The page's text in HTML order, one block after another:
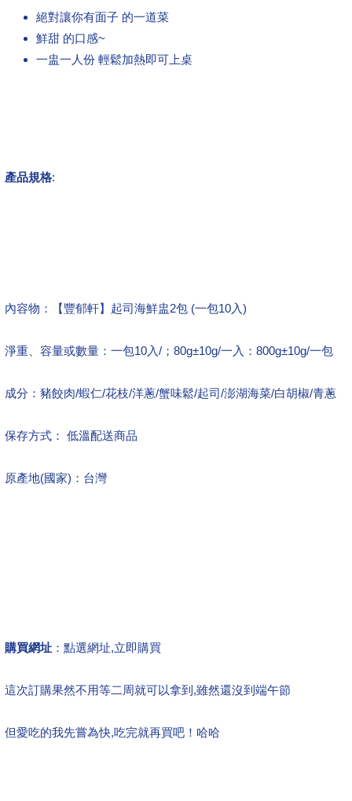
絕對讓你有面子 的一道菜
鮮甜 的口感~
一盅一人份 輕鬆加熱即可上桌
產品規格:
內容物：【豐郁軒】起司海鮮盅2包 (一包10入)
淨重、容量或數量：一包10入/；80g±10g/一入：800g±10g/一包
成分：豬餃肉/蝦仁/花枝/洋蔥/蟹味鬆/起司/澎湖海菜/白胡椒/青蔥
保存方式： 低溫配送商品
原產地(國家)：台灣
購買網址 ： 點選網址,立即購買
這次訂購果然不用等二周就可以拿到,雖然還沒到端午節
但愛吃的我先嘗為快,吃完就再買吧！哈哈